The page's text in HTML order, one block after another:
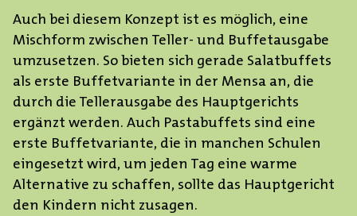
Auch bei diesem Konzept ist es möglich, eine
Mischform zwischen Teller- und Buffetausgabe
umzusetzen. So bieten sich gerade Salatbuffets
als erste Buffetvariante in der Mensa an, die
durch die Tellerausgabe des Hauptgerichts
ergänzt werden. Auch Pastabuffets sind eine
erste Buffetvariante, die in manchen Schulen
eingesetzt wird, um jeden Tag eine warme
Alternative zu schaffen, sollte das Hauptgericht
den Kindern nicht zusagen.